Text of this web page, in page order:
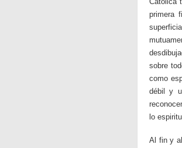
primera
sobre
como
débil y
lo
Al fin y